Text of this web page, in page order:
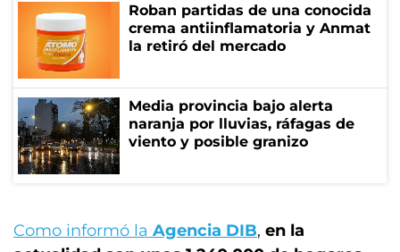
Roban partidas de una conocida
crema antiinflamatoria y Anmat
la retiró del mercado
Media provincia bajo alerta
naranja por lluvias, ráfagas de
viento y posible granizo
Como informó la Agencia DIB, en la